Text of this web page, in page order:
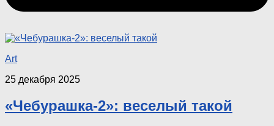
Art
25 декабря 2025
«Чебурашка-2»: веселый такой